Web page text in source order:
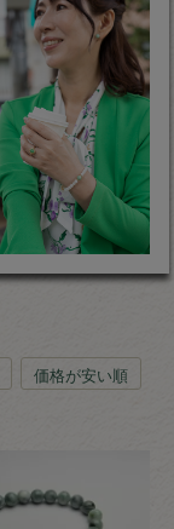
価格が安い順